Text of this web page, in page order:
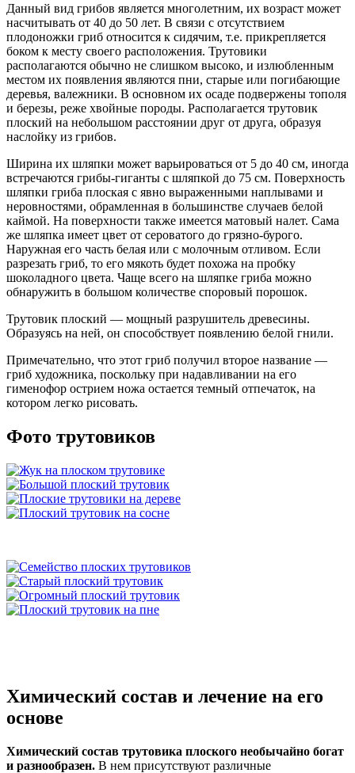
Данный вид грибов является многолетним, их возраст может
насчитывать от 40 до 50 лет. В связи с отсутствием
плодоножки гриб относится к сидячим, т.е. прикрепляется
боком к месту своего расположения. Трутовики
располагаются обычно не слишком высоко, и излюбленным
местом их появления являются пни, старые или погибающие
деревья, валежники. В основном их осаде подвержены тополя
и березы, реже хвойные породы. Располагается трутовик
плоский на небольшом расстоянии друг от друга, образуя
наслойку из грибов.
Ширина их шляпки может варьироваться от 5 до 40 см, иногда
встречаются грибы-гиганты с шляпкой до 75 см. Поверхность
шляпки гриба плоская с явно выраженными наплывами и
неровностями, обрамленная в большинстве случаев белой
каймой. На поверхности также имеется матовый налет. Сама
же шляпка имеет цвет от сероватого до грязно-бурого.
Наружная его часть белая или с молочным отливом. Если
разрезать гриб, то его мякоть будет похожа на пробку
шоколадного цвета. Чаще всего на шляпке гриба можно
обнаружить в большом количестве споровый порошок.
Трутовик плоский — мощный разрушитель древесины.
Образуясь на ней, он способствует появлению белой гнили.
Примечательно, что этот гриб получил второе название —
гриб художника, поскольку при надавливании на его
гименофор острием ножа остается темный отпечаток, на
котором легко рисовать.
Фото трутовиков
Химический состав и лечение на его
основе
Химический состав трутовика плоского необычайно богат
и разнообразен. В нем присутствуют различные